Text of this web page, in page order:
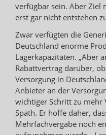
verfügbar sein. Aber Ziel
erst gar nicht entstehen
Zwar verfügten die
Deutschland enorme
Lagerkapazitäten. „Aber
Rabattvertrag darüber,
Versorgung in
Anbieter an der
wichtiger Schritt zu mehr
Späth. Er hoffe daher,
Mehrfachvergabe noch